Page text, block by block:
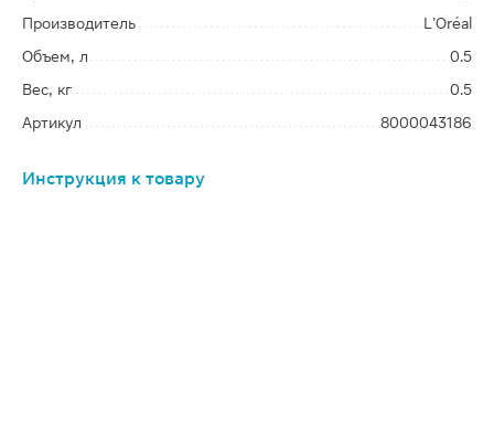
Производитель
L’Oréal
Объем, л
0.5
Вес, кг
0.5
Артикул
8000043186
Инструкция к товару